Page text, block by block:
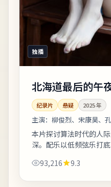
独播
北海道最后的午
纪录片 悬疑 2025年
主演： 柳俊烈、宋康昊、
本片探讨算法时代的人
深。配乐以低频弦乐打
环绕声更能体会声音细节
93,216 9.3